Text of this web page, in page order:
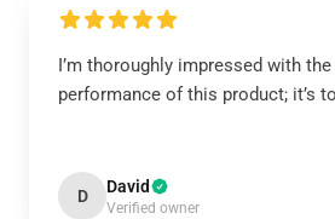
I’m thoroughly impressed with
performance of this product; it’s
D David
Verified owner